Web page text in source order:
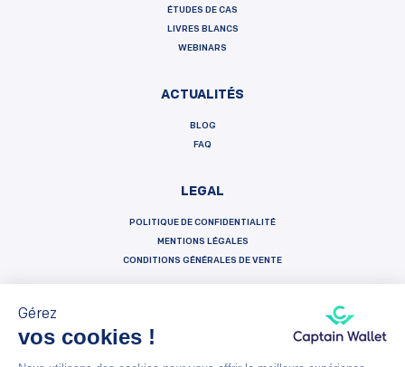
ÉTUDES DE CAS
LIVRES BLANCS
WEBINARS
ACTUALITÉS
BLOG
FAQ
LEGAL
POLITIQUE DE CONFIDENTIALITÉ
MENTIONS LÉGALES
CONDITIONS GÉNÉRALES DE VENTE
Gérez
vos cookies !